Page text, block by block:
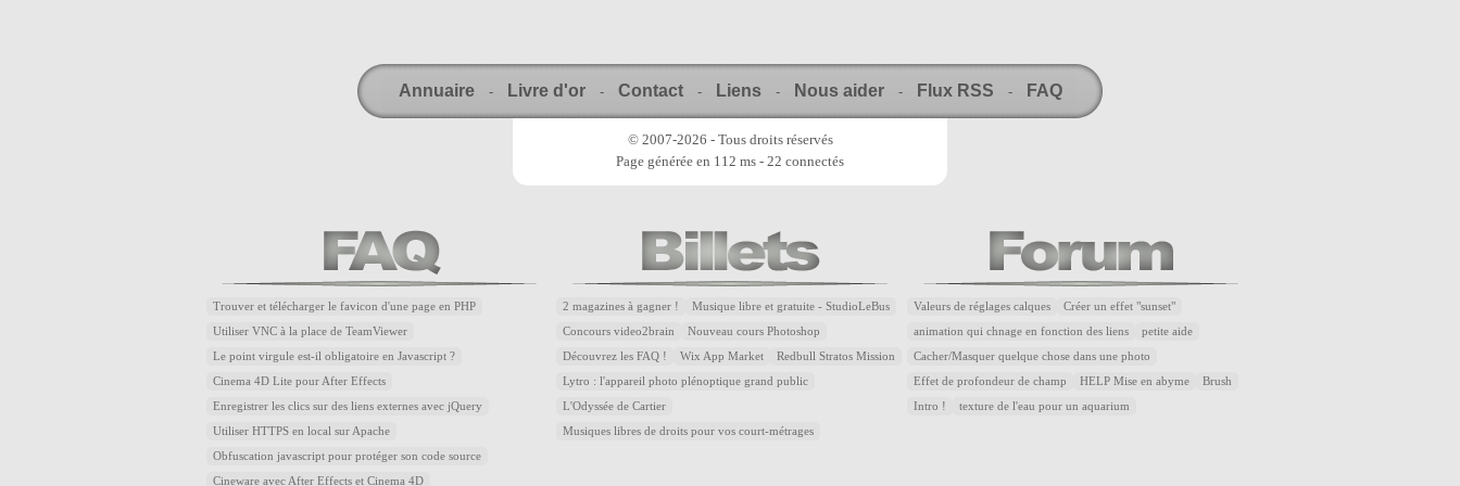
Annuaire - Livre d'or - Contact - Liens - Nous aider - Flux RSS - FAQ
© 2007-2026 - Tous droits réservés
Page générée en 112 ms - 22 connectés
Trouver et télécharger le favicon d'une page en PHP
Utiliser VNC à la place de TeamViewer
Le point virgule est-il obligatoire en Javascript ?
Cinema 4D Lite pour After Effects
Enregistrer les clics sur des liens externes avec jQuery
Utiliser HTTPS en local sur Apache
Obfuscation javascript pour protéger son code source
Cineware avec After Effects et Cinema 4D
2 magazines à gagner ! Musique libre et gratuite - StudioLeBus
Concours video2brain Nouveau cours Photoshop
Découvrez les FAQ ! Wix App Market Redbull Stratos Mission
Lytro : l'appareil photo plénoptique grand public
L'Odyssée de Cartier
Musiques libres de droits pour vos court-métrages
Valeurs de réglages calques Créer un effet "sunset"
animation qui chnage en fonction des liens petite aide
Cacher/Masquer quelque chose dans une photo
Effet de profondeur de champ HELP Mise en abyme Brush
Intro ! texture de l'eau pour un aquarium